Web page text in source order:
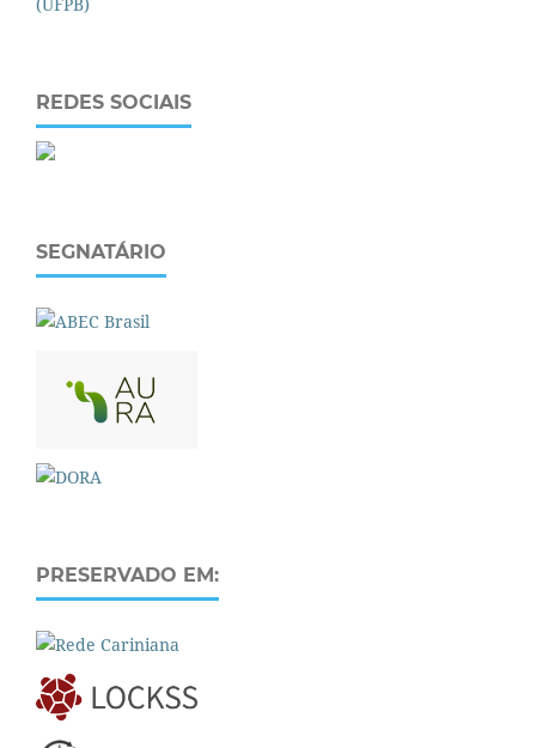
REDES SOCIAIS
SEGNATÁRIO
PRESERVADO EM: